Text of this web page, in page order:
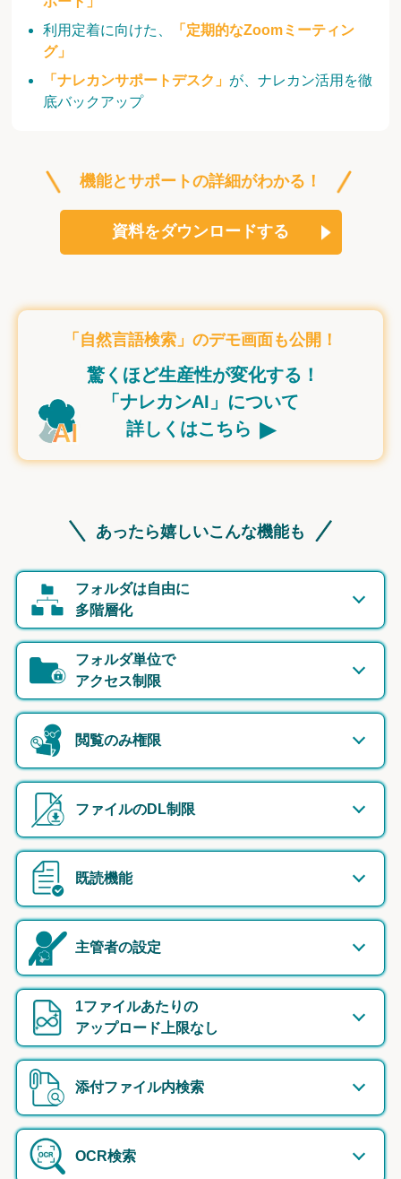
利用定着に向けた、
「定期的なZoomミーティン
グ」
「ナレカンサポートデスク」 が、ナレカン活用を徹
底バックアップ
機能とサポートの詳細がわかる！
資料をダウンロードする
「自然言語検索」のデモ画面も公開！
驚くほど生産性が変化する！
「ナレカンAI」について
詳しくはこちら ▸
あったら嬉しいこんな機能も
フォルダは自由に
多階層化
フォルダ単位で
アクセス制限
閲覧のみ権限
ファイルのDL制限
既読機能
主管者の設定
1ファイルあたりの
アップロード上限なし
添付ファイル内検索
OCR検索